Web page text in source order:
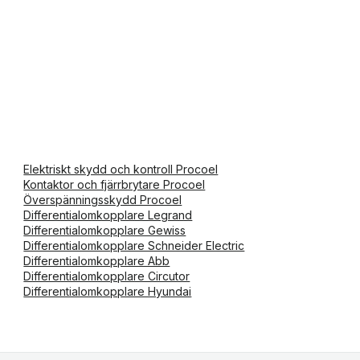
Elektriskt skydd och kontroll Procoel
Kontaktor och fjärrbrytare Procoel
Överspänningsskydd Procoel
Differentialomkopplare Legrand
Differentialomkopplare Gewiss
Differentialomkopplare Schneider Electric
Differentialomkopplare Abb
Differentialomkopplare Circutor
Differentialomkopplare Hyundai